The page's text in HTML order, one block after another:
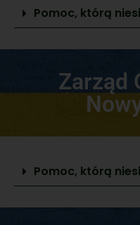
Pomoc, którą
Zarząd
Pomoc, którą